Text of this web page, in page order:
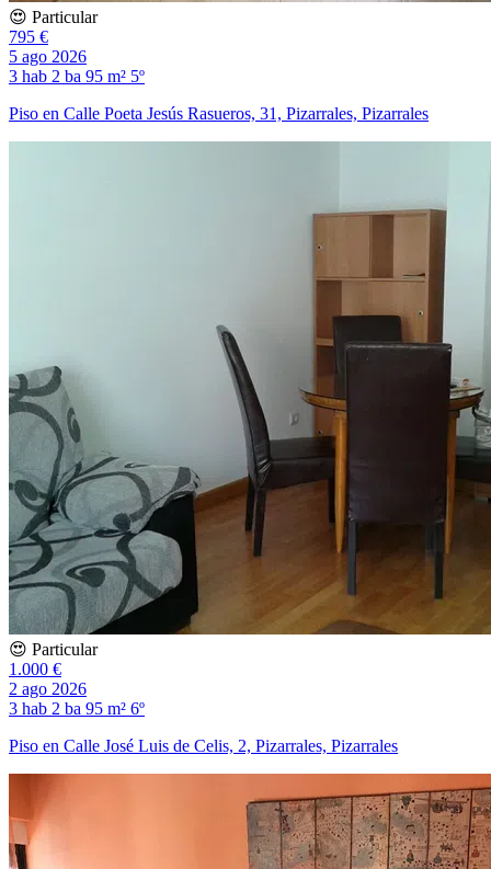
😍 Particular
795 €
5 ago 2026
3 hab 2 ba 95 m² 5º
Piso en Calle Poeta Jesús Rasueros, 31, Pizarrales, Pizarrales
😍 Particular
1.000 €
2 ago 2026
3 hab 2 ba 95 m² 6º
Piso en Calle José Luis de Celis, 2, Pizarrales, Pizarrales